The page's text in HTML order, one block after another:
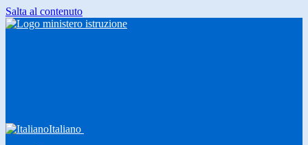
Salta al contenuto
Italiano